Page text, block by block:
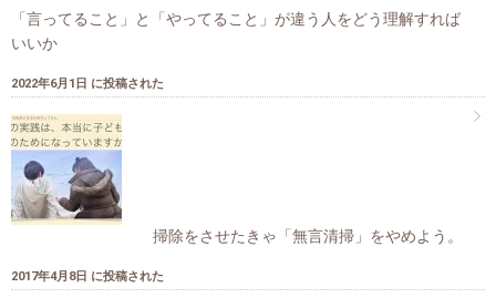
「言ってること」と「やってること」が違う人をどう理解すれば
いいか
2022年6月1日 に投稿された
掃除をさせたきゃ「無言清掃」をやめよう。
2017年4月8日 に投稿された